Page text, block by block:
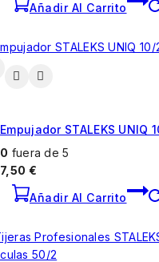
Añadir Al Carrito
Empujador STALEKS UNIQ
0 fuera de 5
7,50 €
Añadir Al Carrito